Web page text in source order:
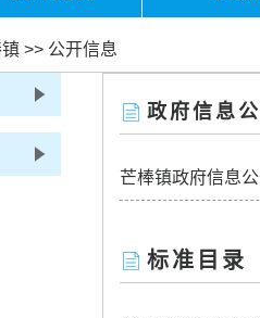
>> 公开信息
政府信息
芒棒镇政府信息
标准目录